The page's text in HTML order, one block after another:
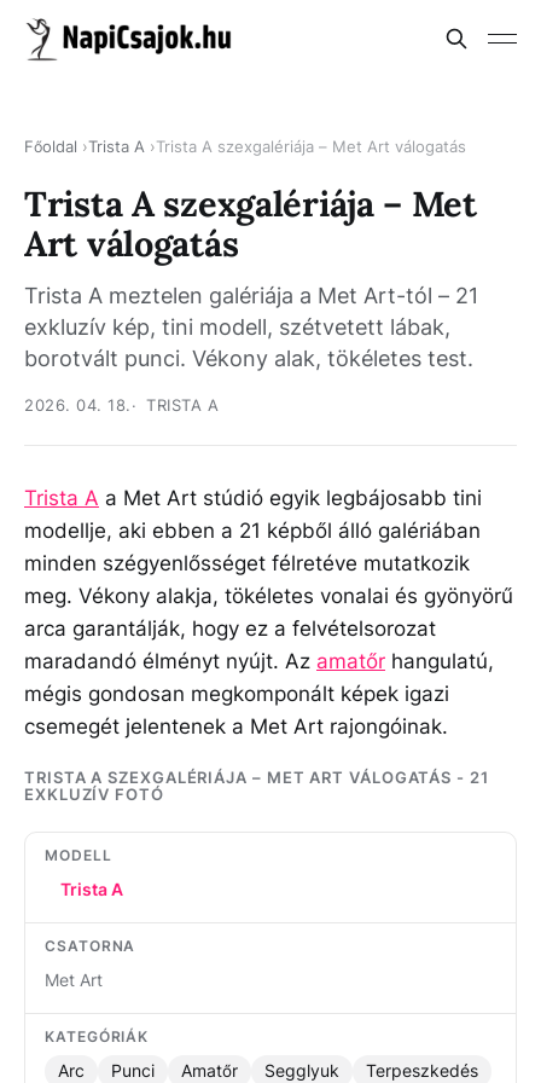
Főoldal Trista A Trista A szexgalériája – Met Art válogatás
Trista A szexgalériája – Met
Art válogatás
Trista A meztelen galériája a Met Art-tól – 21
exkluzív kép, tini modell, szétvetett lábak,
borotvált punci. Vékony alak, tökéletes test.
2026. 04. 18. TRISTA A
Trista A a Met Art stúdió egyik legbájosabb tini
modellje, aki ebben a 21 képből álló galériában
minden szégyenlősséget félretéve mutatkozik
meg. Vékony alakja, tökéletes vonalai és gyönyörű
arca garantálják, hogy ez a felvételsorozat
maradandó élményt nyújt. Az amatőr hangulatú,
mégis gondosan megkomponált képek igazi
csemegét jelentenek a Met Art rajongóinak.
TRISTA A SZEXGALÉRIÁJA – MET ART VÁLOGATÁS - 21
EXKLUZÍV FOTÓ
MODELL
Trista A
CSATORNA
Met Art
KATEGÓRIÁK
Arc Punci Amatőr Segglyuk Terpeszkedés